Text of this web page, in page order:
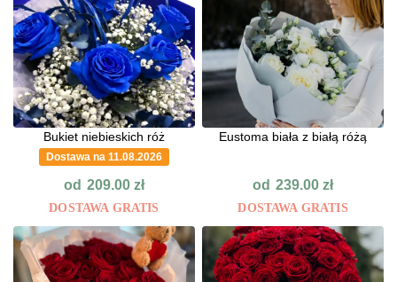
Bukiet niebieskich róż
Dostawa na 11.08.2026
od 209.00 zł
DOSTAWA GRATIS
Eustoma biała z białą różą
od 239.00zł
DOSTAWA GRATIS